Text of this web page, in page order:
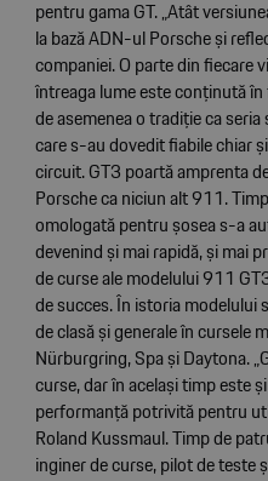
pentru gama GT. „Atât
la bază ADN-ul Porsche și
companiei. O parte din fiecare
întreaga lume este conținută
de asemenea o tradiție ca
care s-au dovedit fiabile chiar
circuit. GT3 poartă amprenta
Porsche ca niciun alt 911.
omologată pentru șosea s-a
devenind și mai rapidă, și mai
de curse ale modelului 911
de succes. În istoria modelului
de clasă și generale în cursele
Nürburgring, Spa și Daytona.
curse, dar în același timp este
performanță potrivită pentru
Roland Kussmaul. Timp de
inginer de curse, pilot de teste